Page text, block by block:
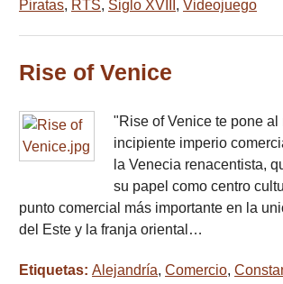
Piratas, RTS, Siglo XVIII , Videojuego
Rise of Venice
"Rise of Venice te pone al
incipiente imperio
la Venecia renacentista,
su papel como centro
punto comercial más importante en la
del Este y la franja oriental…
Etiquetas: Alejandría, Comercio,